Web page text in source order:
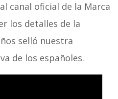
canal oficial de la Marca
los detalles de la
selló nuestra
de los españoles.